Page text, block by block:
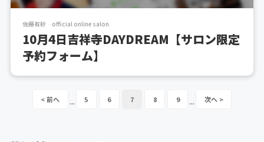
佐藤有紗 official online salon
10月4日吉祥寺DAYDREAM【サロン限定
予約フォーム】
... 5 6 7 8 9 ...